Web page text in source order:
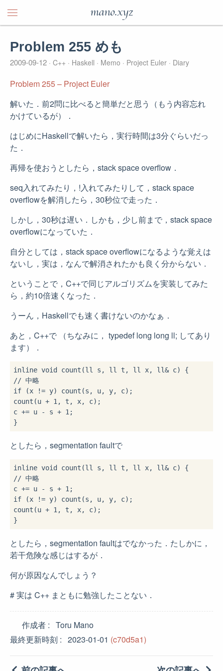
mano.xyz
Problem 255 めも
2009-09-12 C++ Haskell Memo Project Euler Diary
Problem 255 – Project Euler
解いた．前2問に比べると簡単だと思う（もう内容忘れ
かけているが）．
はじめにHaskellで解いたら，実行時間は3分ぐらいだっ
た．
再帰を使おうとしたら，stack space overflow．
seq入れてみたり，!入れてみたりして，stack space
overflowを解消したら，30秒位で走った．
しかし，30秒は遅い．しかも，少し前まで，stack space
overflowになっていた．
自分としては，stack space overflowになるような覚えは
ないし，実は，なんで解消されたかも良く分からない．
ということで，C++で同じアルゴリズムを実装してみた
ら，約10倍速くなった．
うーん，Haskellでも速く書けないのかなぁ．
あと，C++で （ちなみに， typedef long long ll; してあり
ます）．
inline void
// 中略
if (x != y) count(s, u, y, c);
count(u + 1 , t, x, c);
c += u - s + 1 ;
としたら，segmentation faultで
inline void
// 中略
c += u - s + 1
if (x != y) count(s, u, y, c);
count(u + 1 , t, x, c);
としたら，segmentation faultはでなかった．たしかに，
若干危険な感じはするが．
何が原因なんでしょう？
# 実は C++ まともに勉強したことない．
作成者
Toru Mano
最終更新時刻
2023-01-01 (c70d5a1)